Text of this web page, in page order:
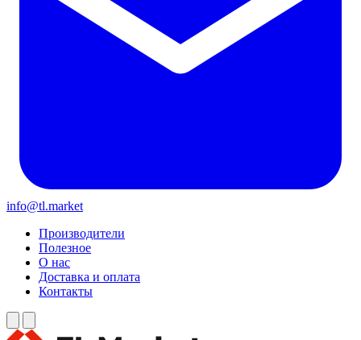
info@tl.market
Производители
Полезное
О нас
Доставка и оплата
Контакты